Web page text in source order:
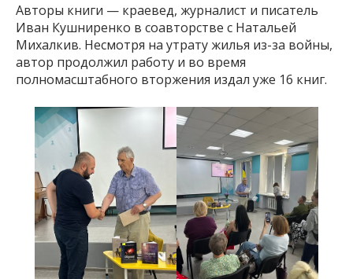
Авторы книги — краевед, журналист и писатель
Иван Кушниренко в соавторстве с Натальей
Михалкив. Несмотря на утрату жилья из-за войны,
автор продолжил работу и во время
полномасштабного вторжения издал уже 16 книг.